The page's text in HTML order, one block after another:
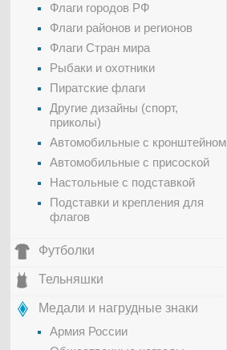
Флаги городов РФ
Флаги районов и регионов
Флаги Стран мира
Рыбаки и охотники
Пиратские флаги
Другие дизайны (спорт,
приколы)
Автомобильные с кронштейном
Автомобильные с присоской
Настольные с подставкой
Подставки и крепления для
флагов
Футболки
Тельняшки
Медали и нагрудные знаки
Армия России